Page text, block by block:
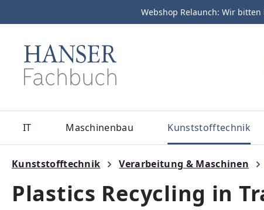
Zur Hauptnavigation springenWebshop Relaunch: Wir
IT Maschinenbau Kunststofftechnik
Kunststofftechnik Verarbeitung & Maschinen
Plastics Recycling in